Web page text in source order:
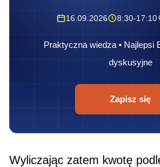
16.09.2026 8:30-17:10
Praktyczna wiedza • Najlepsi
dyskusyjne
Zapisz się
Wyliczając zatem kwotę